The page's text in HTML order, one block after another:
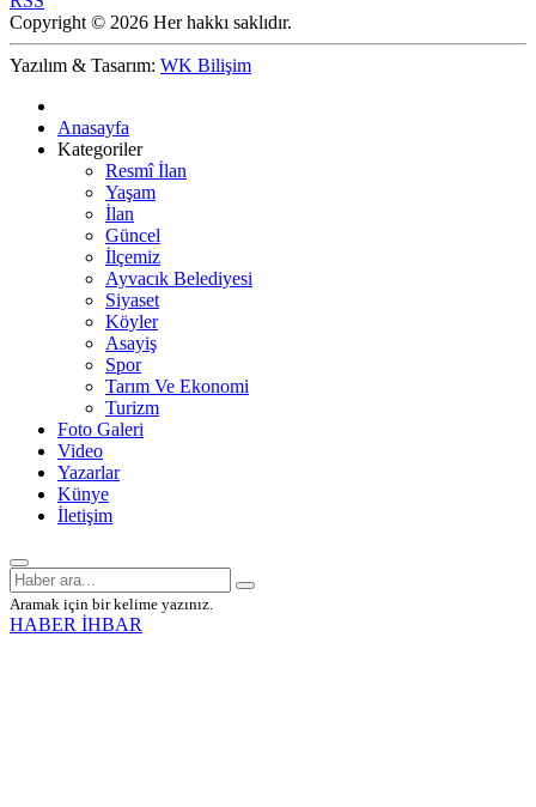
Copyright © 2026 Her hakkı saklıdır.
Yazılım & Tasarım: WK Bilişim
Anasayfa
Kategoriler
Resmî İlan
Yaşam
İlan
Güncel
İlçemiz
Ayvacık Belediyesi
Siyaset
Köyler
Asayiş
Spor
Tarım Ve Ekonomi
Turizm
Foto Galeri
Video
Yazarlar
Künye
İletişim
Aramak için bir kelime yazınız.
HABER İHBAR